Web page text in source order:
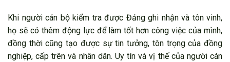
Khi người cán bộ kiểm tra được Đảng ghi nhận và tôn vinh,
họ sẽ có thêm động lực để làm tốt hơn công việc của mình,
đồng thời cũng tạo được sự tin tưởng, tôn trọng của đồng
nghiệp, cấp trên và nhân dân. Uy tín và vị thế của người cán